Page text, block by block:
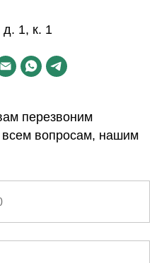
1, к. 1
перезвоним
всем вопросам, нашим